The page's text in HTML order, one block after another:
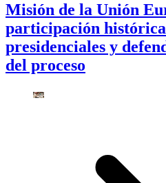
Misión de la Unión
participación
presidenciales y
del proceso